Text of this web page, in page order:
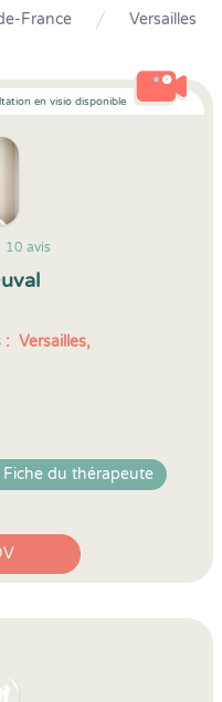
France Versailles
en visio disponible
10 avis
: Versailles,
Fiche du thérapeute